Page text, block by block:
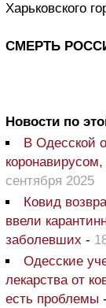
Харьковского
СМЕРТЬ
Новости по
В Одесской
сентября 2025
Ковид
ввели
заболевших -
Одесские
лекарства от
есть проблемы -